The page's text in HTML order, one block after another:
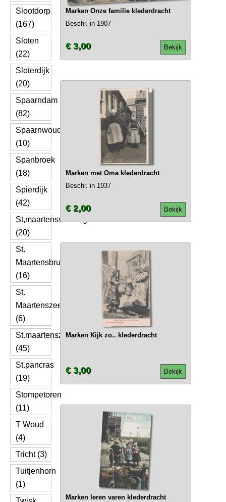
Slootdorp
(167)
Sloten
(22)
Sloterdijk
(20)
Spaarndam
(82)
Spaarnwoude
(10)
Spanbroek
(18)
Spierdijk
(42)
St,maartensvlotbrug
(20)
St.
Maartensbrug
(16)
St.
Maartenszee
(6)
St.maartenszee
(45)
St.pancras
(19)
Stompetoren
(11)
T Woud
(4)
Tricht (3)
Tuitjenhorn
(1)
Marken Onze familie klederdracht
Beschr. in 1907
Bekijk
€ 3,00
Marken met Oma klederdracht
Beschr. in 1937
Bekijk
€ 2,00
Marken Kijk zo.. klederdracht
Bekijk
€ 3,00
Marken leren varen klederdracht